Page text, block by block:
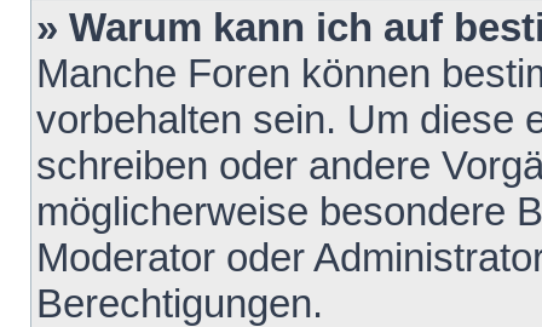
» Warum kann ich auf
Manche Foren können
vorbehalten sein. Um diese
schreiben oder andere
möglicherweise besondere
Moderator oder
Berechtigungen.